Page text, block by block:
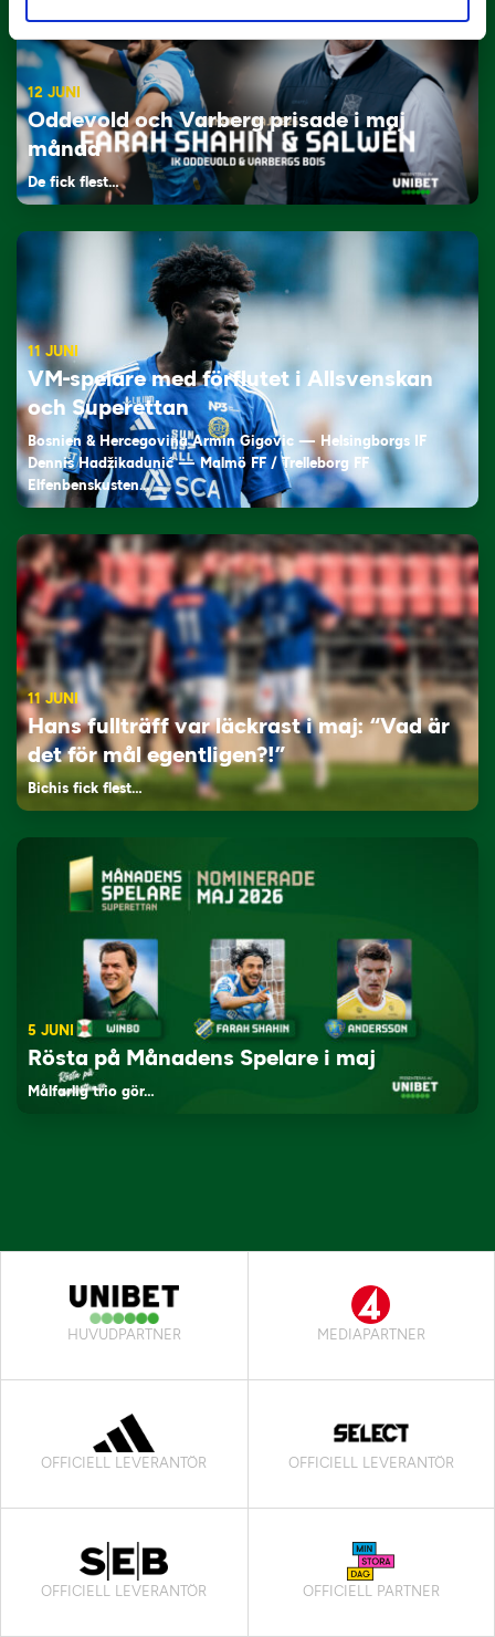
12 JUNI
Oddevold och Varberg prisade i maj
månad
De fick flest…
11 JUNI
VM-spelare med förflutet i Allsvenskan
och Superettan
Bosnien & Hercegovina Armin Gigovic — Helsingborgs IF
Dennis Hadžikadunić — Malmö FF / Trelleborg FF
Elfenbenskusten…
11 JUNI
Hans fullträff var läckrast i maj: “Vad är
det för mål egentligen?!”
Bichis fick flest…
5 JUNI
Rösta på Månadens Spelare i maj
Målfarlig trio gör…
HUVUDPARTNER MEDIAPARTNER
OFFICIELL LEVERANTÖR OFFICIELL LEVERANTÖR
OFFICIELL LEVERANTÖR OFFICIELL PARTNER